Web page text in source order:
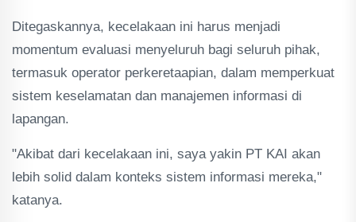
Ditegaskannya, kecelakaan ini harus menjadi
momentum evaluasi menyeluruh bagi seluruh pihak,
termasuk operator perkeretaapian, dalam memperkuat
sistem keselamatan dan manajemen informasi di
lapangan.
"Akibat dari kecelakaan ini, saya yakin PT KAI akan
lebih solid dalam konteks sistem informasi mereka,"
katanya.